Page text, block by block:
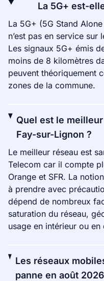
La 5G+ est-
La 5G+ (5G Stand
n’est pas en service sur
Les signaux 5G+ émis
moins de 8 kilomètres
peuvent théoriquement
zones de la commune.
Quel est le
Fay-sur-Lignon ?
Le meilleur réseau est
Telecom car il compte
Orange et SFR. La
à prendre avec
dépend de nombreux
saturation du réseau,
usage en intérieur ou
Les réseaux
panne en août